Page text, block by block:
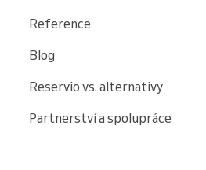
Reference
Blog
Reservio vs. alternativy
Partnerství a spolupráce